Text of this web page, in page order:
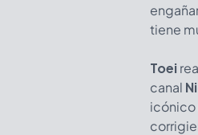
tiene
Toei
canal
icónico